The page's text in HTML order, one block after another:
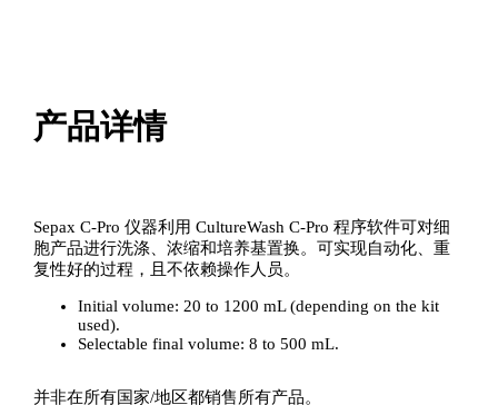
产品详情
Sepax C-Pro 仪器利用 CultureWash C-Pro 程序软件可对细
胞产品进行洗涤、浓缩和培养基置换。可实现自动化、重
复性好的过程，且不依赖操作人员。
Initial volume: 20 to 1200 mL (depending on the kit
used).
Selectable final volume: 8 to 500 mL.
并非在所有国家/地区都销售所有产品。